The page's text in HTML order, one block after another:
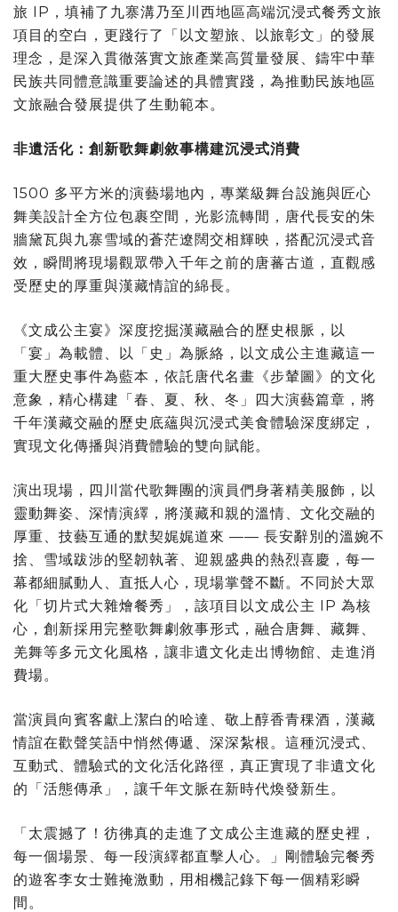
旅 IP，填補了九寨溝乃至川西地區高端沉浸式餐秀文旅
項目的空白，更踐行了「以文塑旅、以旅彰文」的發展
理念，是深入貫徹落實文旅產業高質量發展、鑄牢中華
民族共同體意識重要論述的具體實踐，為推動民族地區
文旅融合發展提供了生動範本。
非遺活化：創新歌舞劇敘事構建沉浸式消費
1500 多平方米的演藝場地內，專業級舞台設施與匠心
舞美設計全方位包裹空間，光影流轉間，唐代長安的朱
牆黛瓦與九寨雪域的蒼茫遼闊交相輝映，搭配沉浸式音
效，瞬間將現場觀眾帶入千年之前的唐蕃古道，直觀感
受歷史的厚重與漢藏情誼的綿長。
《文成公主宴》深度挖掘漢藏融合的歷史根脈，以
「宴」為載體、以「史」為脈絡，以文成公主進藏這一
重大歷史事件為藍本，依託唐代名畫《步輦圖》的文化
意象，精心構建「春、夏、秋、冬」四大演藝篇章，將
千年漢藏交融的歷史底蘊與沉浸式美食體驗深度綁定，
實現文化傳播與消費體驗的雙向賦能。
演出現場，四川當代歌舞團的演員們身著精美服飾，以
靈動舞姿、深情演繹，將漢藏和親的溫情、文化交融的
厚重、技藝互通的默契娓娓道來 —— 長安辭別的溫婉不
捨、雪域跋涉的堅韌執著、迎親盛典的熱烈喜慶，每一
幕都細膩動人、直抵人心，現場掌聲不斷。不同於大眾
化「切片式大雜燴餐秀」，該項目以文成公主 IP 為核
心，創新採用完整歌舞劇敘事形式，融合唐舞、藏舞、
羌舞等多元文化風格，讓非遺文化走出博物館、走進消
費場。
當演員向賓客獻上潔白的哈達、敬上醇香青稞酒，漢藏
情誼在歡聲笑語中悄然傳遞、深深紮根。這種沉浸式、
互動式、體驗式的文化活化路徑，真正實現了非遺文化
的「活態傳承」，讓千年文脈在新時代煥發新生。
「太震撼了！彷彿真的走進了文成公主進藏的歷史裡，
每一個場景、每一段演繹都直擊人心。」剛體驗完餐秀
的遊客李女士難掩激動，用相機記錄下每一個精彩瞬
間。